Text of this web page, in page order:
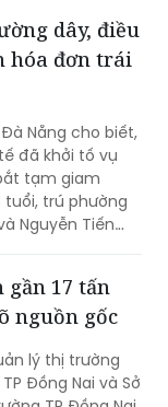
với tổng số
tỷ đồng.
dây, điều
hóa đơn trái
Nẵng cho biết,
đã khởi tố vụ
tuổi, trú phường
Nguyễn Tiến
để điều tra về
bán trái
gần 17 tấn
nguồn gốc